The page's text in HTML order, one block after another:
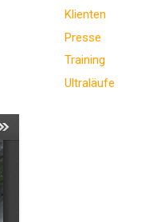
Klienten
Presse
Training
Ultraläufe